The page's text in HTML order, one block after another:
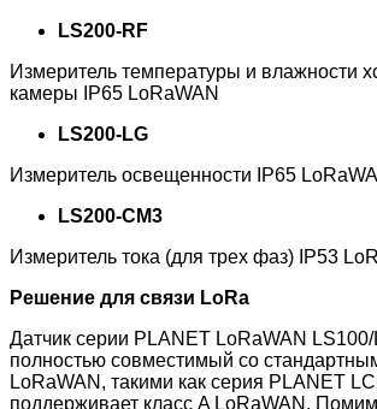
LS200-RF
Измеритель температуры и влажности
камеры IP65 LoRaWAN
LS200-LG
Измеритель освещенности IP65
LS200-CM3
Измеритель тока (для трех фаз) IP53
Решение для связи LoRa
Датчик серии PLANET LoRaWAN
полностью совместимый со
LoRaWAN, такими как серия PLANET
поддерживает класс A LoRaWAN.